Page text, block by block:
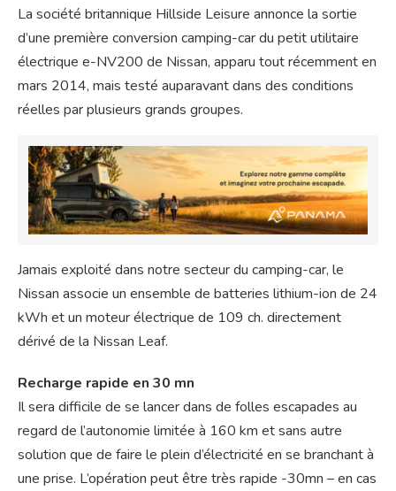
La société britannique Hillside Leisure annonce la sortie
d’une première conversion camping-car du petit utilitaire
électrique e-NV200 de Nissan, apparu tout récemment en
mars 2014, mais testé auparavant dans des conditions
réelles par plusieurs grands groupes.
Jamais exploité dans notre secteur du camping-car, le
Nissan associe un ensemble de batteries lithium-ion de 24
kWh et un moteur électrique de 109 ch. directement
dérivé de la Nissan Leaf.
Recharge rapide en 30 mn
Il sera difficile de se lancer dans de folles escapades au
regard de l’autonomie limitée à 160 km et sans autre
solution que de faire le plein d’électricité en se branchant à
une prise. L’opération peut être très rapide -30mn – en cas